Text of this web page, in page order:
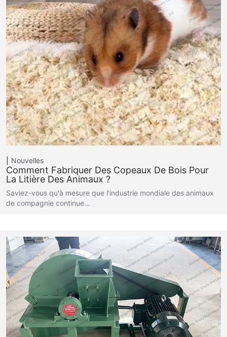
Nouvelles
Comment Fabriquer Des Copeaux De Bois Pour
La Litière Des Animaux ?
Saviez-vous qu'à mesure que l'industrie mondiale des animaux
de compagnie continue…